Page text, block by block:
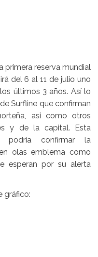
primera reserva mundial
del 6 al 11 de julio uno
últimos 3 años. Así lo
Surfline que confirman
asi como otros
y de la capital. Esta
podria confirmar la
olas emblema como
esperan por su alerta
gráfico: